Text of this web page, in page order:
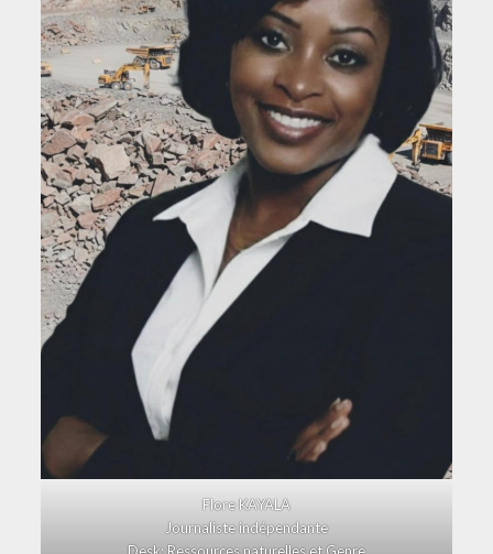
Flore KAYALA
Journaliste indépendante